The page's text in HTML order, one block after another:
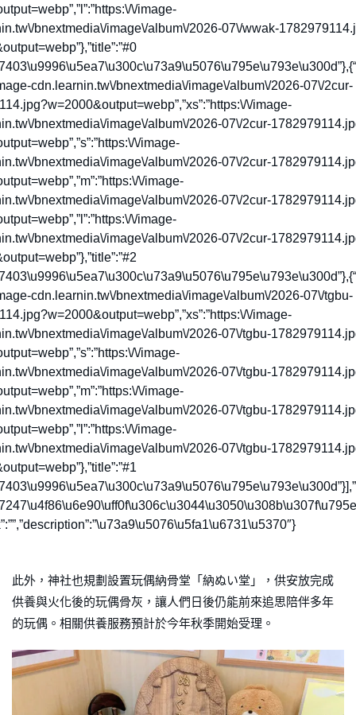
\/image-
bnextmedia\/image\/album\/2026-07\/wwak-
cdn.learnin.tw\/bnextmedia\/image\/album\/2026-07\/2cur-
\/image-
bnextmedia\/image\/album\/2026-07\/2cur-
\/image-
bnextmedia\/image\/album\/2026-07\/2cur-
\/image-
bnextmedia\/image\/album\/2026-07\/2cur-
\/image-
bnextmedia\/image\/album\/2026-07\/2cur-
cdn.learnin.tw\/bnextmedia\/image\/album\/2026-07\/tgbu-
\/image-
bnextmedia\/image\/album\/2026-07\/tgbu-
\/image-
bnextmedia\/image\/album\/2026-07\/tgbu-
\/image-
bnextmedia\/image\/album\/2026-07\/tgbu-
\/image-
bnextmedia\/image\/album\/2026-07\/tgbu-
此外，神社也規劃設置玩偶納骨堂「納ぬい堂」，供安放完成
供養與火化後的玩偶骨灰，讓人們日後仍能前來追思陪伴多年
的玩偶。相關供養服務預計於今年秋季開始受理。